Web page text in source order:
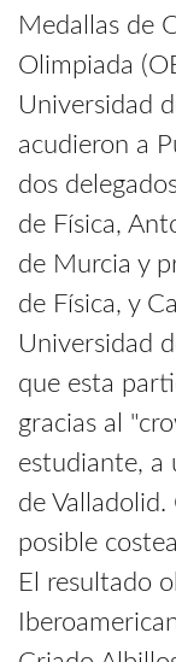
Medallas de
Olimpiada
Universidad
acudieron a
dos
de Física,
de Murcia y
de Física, y
Universidad
que esta
gracias al
estudiante, a
de
posible
El resultado